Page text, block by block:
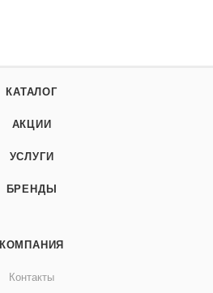
КАТАЛОГ
АКЦИИ
УСЛУГИ
БРЕНДЫ
КОМПАНИЯ
Контакты